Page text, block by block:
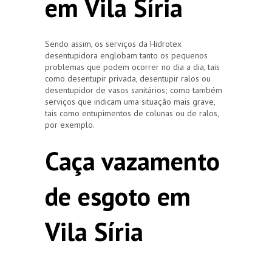
em Vila Síria
Sendo assim, os serviços da Hidrotex
desentupidora englobam tanto os pequenos
problemas que podem ocorrer no dia a dia, tais
como desentupir privada, desentupir ralos ou
desentupidor de vasos sanitários; como também
serviços que indicam uma situação mais grave,
tais como entupimentos de colunas ou de ralos,
por exemplo.
Caça vazamento
de esgoto em
Vila Síria